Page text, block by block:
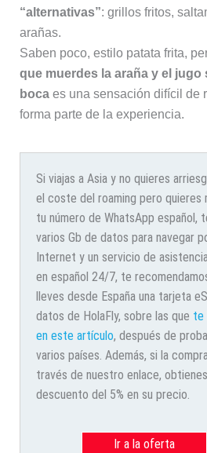
“alternativas”: grillos fritos,
arañas.
Saben poco, estilo patata frita,
que muerdes la araña y el jugo
bocaes una sensación difícil de
forma parte de la experiencia.
Si viajas a Asia y no quieres
el coste del roaming pero quieres
tu número de WhatsApp español,
varios Gb de datos para navegar
Internet y un servicio de
en español 24/7, te
lleves desde España una tarjeta
datos de HolaFly, sobre las que te
en este artículo, después de
varios países. Además, si la
través de nuestro enlace,
descuento del 5% en su precio.
Ir a la oferta